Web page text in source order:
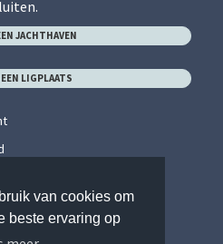
van cookies om
beste ervaring op
JACHTHAVEN
LIGPLAATS